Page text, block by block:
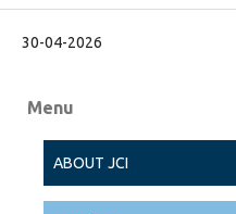
30-04-2026
Menu
ABOUT JCI